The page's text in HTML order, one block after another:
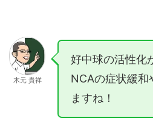
木元 貴祥
好中球の活性化
NCAの症状緩和
ますね！